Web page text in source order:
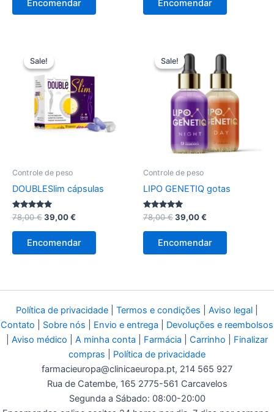
era:
é:
Encomendar
era:
é:
Encomendar
Sale!
Sale!
Controle de peso
DOUBLESlim cápsulas
Avaliação
5.00
de 5
78,00€O
original
era:
39,00€
é:
Encomendar
Sale!
Sale!
Controle de peso
LIPO GENETIQ gotas
Avaliação
4.88
de 5
78,00€O
original
era:
39,00€
é:
Encomendar
Política de privacidade Termos e condições Aviso legal
Contato
Sobre nós Envio e entrega
Devoluções e reembolsos
Aviso médico A minha conta Farmácia Carrinho
Finalizar
compras
Política de privacidade
farmacieuropa@clinicaeuropa.pt, 214 565 927
Rua de Catembe, 165 2775-561 Carcavelos
Segunda a Sábado: 08:00-20:00